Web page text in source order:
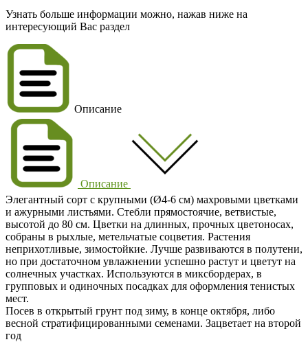
Узнать больше информации можно, нажав ниже на
интересующий Вас раздел
Описание
Описание
Элегантный сорт с крупными (Ø4-6 см) махровыми цветками
и ажурными листьями. Стебли прямостоячие, ветвистые,
высотой до 80 см. Цветки на длинных, прочных цветоносах,
собраны в рыхлые, метельчатые соцветия. Растения
неприхотливые, зимостойкие. Лучше развиваются в полутени,
но при достаточном увлажнении успешно растут и цветут на
солнечных участках. Используются в миксбордерах, в
групповых и одиночных посадках для оформления тенистых
мест.
Посев в открытый грунт под зиму, в конце октября, либо
весной стратифицированными семенами. Зацветает на второй
год